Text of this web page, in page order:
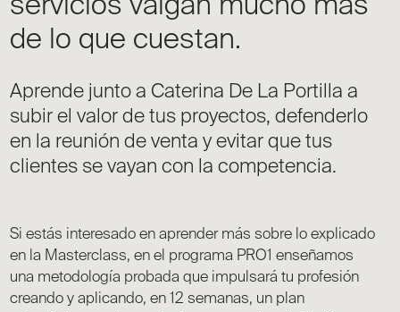
servicios valgan mucho más
de lo que cuestan.
Aprende junto a Caterina De La Portilla a
subir el valor de tus proyectos, defenderlo
en la reunión de venta y evitar que tus
clientes se vayan con la competencia.
Si estás interesado en aprender más sobre lo explicado
en la Masterclass, en el programa PRO1 enseñamos
una metodología probada que impulsará tu profesión
creando y aplicando, en 12 semanas, un plan